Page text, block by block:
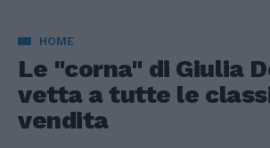
HOME
Le "corna" di Giulia
vetta a tutte le
vendita